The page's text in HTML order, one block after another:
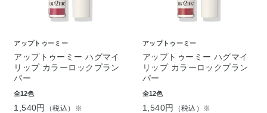
アップトゥーミー
アップトゥーミー ハグマイ
リップ カラーロックプラン
パー
全12色
1,540円 （税込）※
アップトゥーミー
アップトゥーミー ハグマイ
リップ カラーロックプラン
パー
全12色
1,540円 （税込）※